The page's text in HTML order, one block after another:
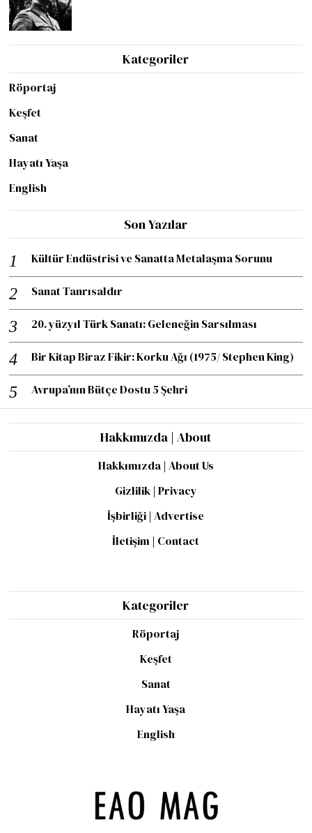
Kategoriler
Röportaj
Keşfet
Sanat
Hayatı Yaşa
English
Son Yazılar
Kültür Endüstrisi ve Sanatta Metalaşma Sorunu
Sanat Tanrısaldır
20. yüzyıl Türk Sanatı: Geleneğin Sarsılması
Bir Kitap Biraz Fikir: Korku Ağı (1975/ Stephen King)
Avrupa’nın Bütçe Dostu 5 Şehri
Hakkımızda | About
Hakkımızda | About Us
Gizlilik | Privacy
İşbirliği | Advertise
İletişim | Contact
Kategoriler
Röportaj
Keşfet
Sanat
Hayatı Yaşa
English